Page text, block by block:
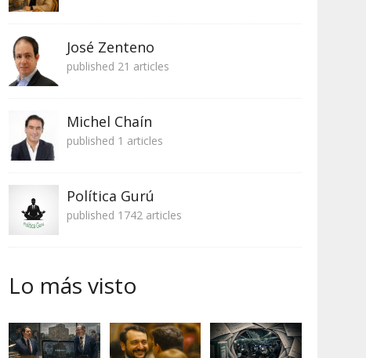
José Zenteno
published 21 articles
Michel Chaín
published 1 articles
Política Gurú
published 1742 articles
Lo más visto